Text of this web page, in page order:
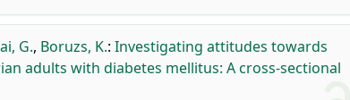
G., Boruzs, K.: Investigating attitudes towards
adults with diabetes mellitus: A cross-sectional